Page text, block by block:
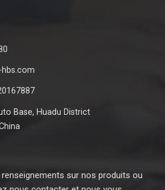
hbs.com
Base, Huadu District
sur nos produits ou